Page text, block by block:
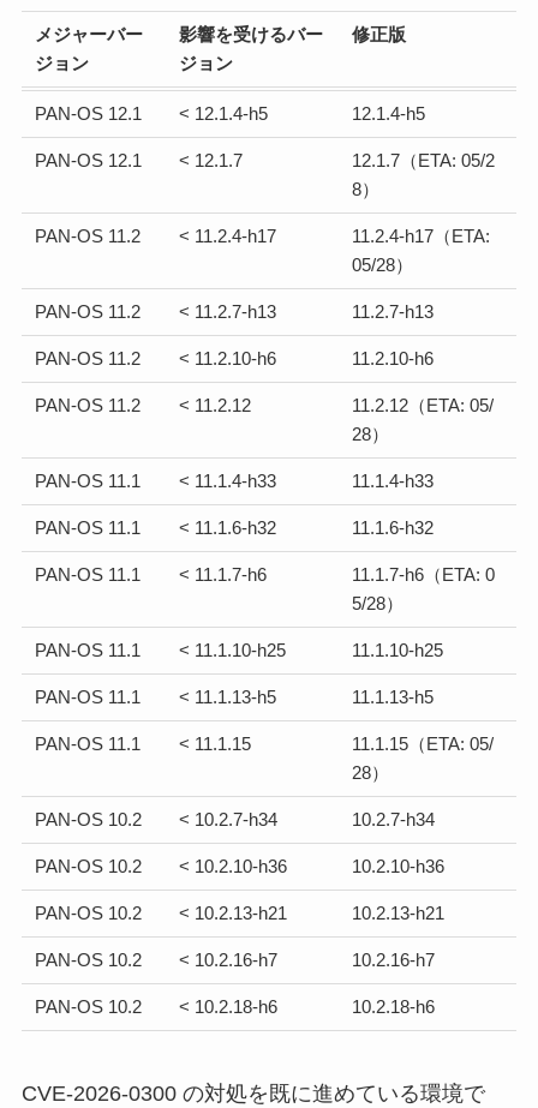
メジャーバー
ジョン
影響を受けるバー
ジョン
修正版
PAN-OS 12.1 < 12.1.4-h5 12.1.4-h5
PAN-OS 12.1 < 12.1.7
12.1.7（ETA: 05/2
8）
PAN-OS 11.2 < 11.2.4-h17
11.2.4-h17（ETA:
05/28）
PAN-OS 11.2 < 11.2.7-h13 11.2.7-h13
PAN-OS 11.2 < 11.2.10-h6 11.2.10-h6
PAN-OS 11.2 < 11.2.12
11.2.12（ETA: 05/
28）
PAN-OS 11.1 < 11.1.4-h33 11.1.4-h33
PAN-OS 11.1 < 11.1.6-h32 11.1.6-h32
PAN-OS 11.1 < 11.1.7-h6
11.1.7-h6（ETA: 0
5/28）
PAN-OS 11.1 < 11.1.10-h25 11.1.10-h25
PAN-OS 11.1 < 11.1.13-h5 11.1.13-h5
PAN-OS 11.1 < 11.1.15
11.1.15（ETA: 05/
28）
PAN-OS 10.2 < 10.2.7-h34 10.2.7-h34
PAN-OS 10.2 < 10.2.10-h36 10.2.10-h36
PAN-OS 10.2 < 10.2.13-h21 10.2.13-h21
PAN-OS 10.2 < 10.2.16-h7 10.2.16-h7
PAN-OS 10.2 < 10.2.18-h6 10.2.18-h6
CVE-2026-0300 の対処を既に進めている環境で